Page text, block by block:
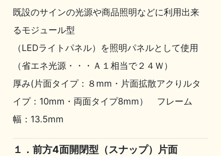
既設のサインの光源や商品照明などに利用出来
るモジュール型
（LEDライトパネル）を照明パネルとして使用
（省エネ光源・・・Ａ１相当で２４Ｗ）
厚み(片面タイプ：８mm・片面拡散アクりルタ
イプ：10mm・両面タイプ8mm） フレーム
幅：13.5mm
１．前方4面開閉型（スナップ）片面